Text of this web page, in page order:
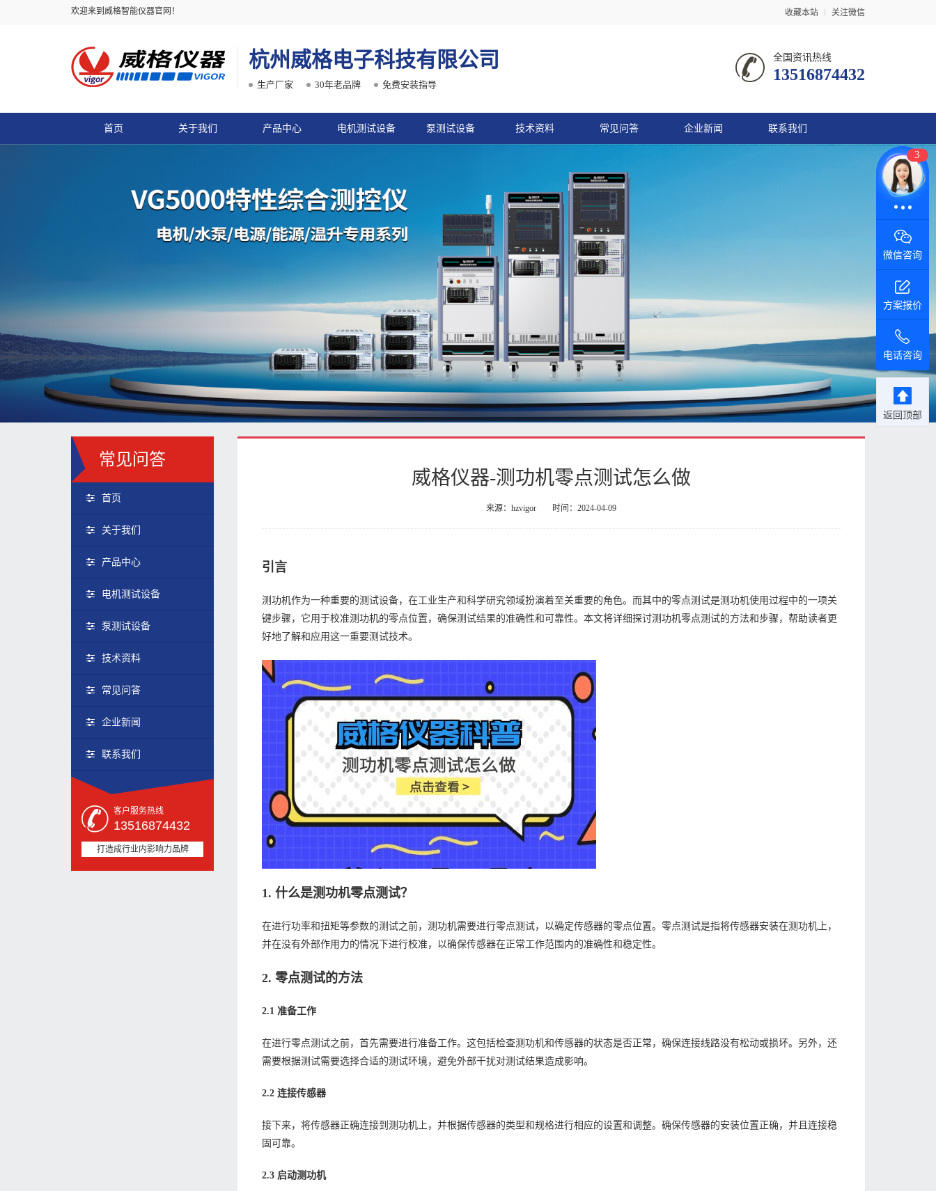
欢迎来到威格智能仪器官网！ 收藏本站 关注微信
杭州威格电子科技有限公司
生产厂家 30年老品牌 免费安装指导
全国资讯热线
13516874432
首页 关于我们 产品中心 电机测试设备 泵测试设备 技术资料 常见问答 企业新闻 联系我们
常见问答
首页
关于我们
产品中心
电机测试设备
泵测试设备
技术资料
常见问答
企业新闻
联系我们
客户服务热线
13516874432
打造成行业内影响力品牌
威格仪器-测功机零点测试怎么做
来源：hzvigor 时间：2024-04-09
引言
测功机作为一种重要的测试设备，在工业生产和科学研究领域扮演着至关重要的角色。而其中的零点测试是测功机使用过程中的一项关
键步骤，它用于校准测功机的零点位置，确保测试结果的准确性和可靠性。本文将详细探讨测功机零点测试的方法和步骤，帮助读者更
好地了解和应用这一重要测试技术。
1. 什么是测功机零点测试？
在进行功率和扭矩等参数的测试之前，测功机需要进行零点测试，以确定传感器的零点位置。零点测试是指将传感器安装在测功机上，
并在没有外部作用力的情况下进行校准，以确保传感器在正常工作范围内的准确性和稳定性。
2. 零点测试的方法
2.1 准备工作
在进行零点测试之前，首先需要进行准备工作。这包括检查测功机和传感器的状态是否正常，确保连接线路没有松动或损坏。另外，还
需要根据测试需要选择合适的测试环境，避免外部干扰对测试结果造成影响。
2.2 连接传感器
接下来，将传感器正确连接到测功机上，并根据传感器的类型和规格进行相应的设置和调整。确保传感器的安装位置正确，并且连接稳
固可靠。
2.3 启动测功机
3
微信咨询
方案报价
电话咨询
返回顶部